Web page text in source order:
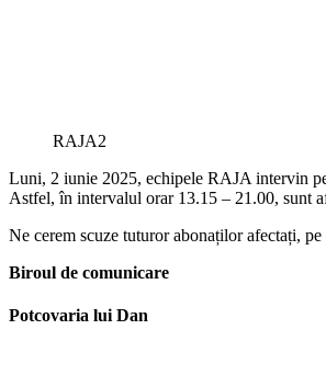
RAJA2
Luni, 2 iunie 2025, echipele RAJA intervin
Astfel, în intervalul orar 13.15 – 21.00, sunt
Ne cerem scuze tuturor abonaților afectați,
Biroul de comunicare
Potcovaria lui Dan